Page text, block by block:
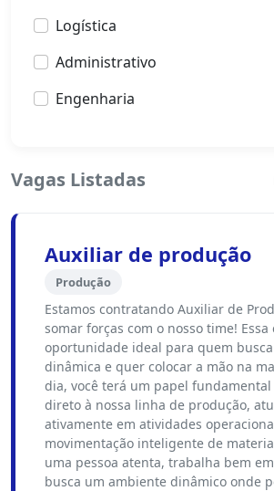
Logística
Administrativo
Engenharia
Vagas Listadas
Auxiliar de produção
Produção
Estamos contratando Auxiliar de
somar forças com o nosso time! Essa
oportunidade ideal para quem
dinâmica e quer colocar a mão na
dia, você terá um papel
direto à nossa linha de produção,
ativamente em atividades
movimentação inteligente de
uma pessoa atenta, trabalha bem
busca um ambiente dinâmico onde